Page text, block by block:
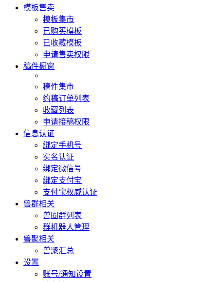
模板售卖
模板集市
已购买模板
已收藏模板
申请售卖权限
稿件橱窗
稿件集市
约稿订单列表
收藏列表
申请接稿权限
信息认证
绑定手机号
实名认证
绑定微信号
绑定支付宝
支付宝权威认证
兽群相关
兽圈群列表
群机器人管理
兽聚相关
兽聚汇总
设置
账号/通知设置